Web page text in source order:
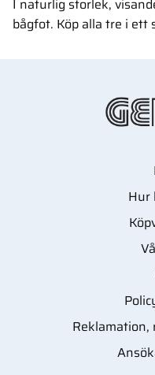
I naturlig storlek,
bågfot. Köp alla tre i ett
Hur